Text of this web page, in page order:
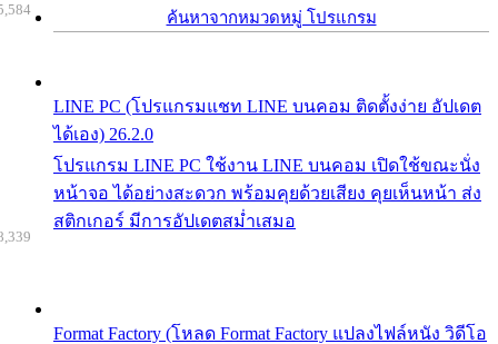
ค้นหาจากหมวดหมู่ โปรแกรม
LINE PC (โปรแกรมแชท LINE บนคอม ติดตั้งง่าย อัปเดต
ได้เอง) 26.2.0
โปรแกรม LINE PC ใช้งาน LINE บนคอม เปิดใช้ขณะนั่ง
หน้าจอ ได้อย่างสะดวก พร้อมคุยด้วยเสียง คุยเห็นหน้า ส่ง
สติกเกอร์ มีการอัปเดตสม่ำเสมอ
Format Factory (โหลด Format Factory แปลงไฟล์หนัง วิดีโอ